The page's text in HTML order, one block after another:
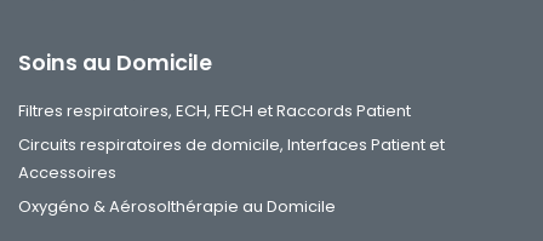
Soins au Domicile
Filtres respiratoires, ECH, FECH et Raccords Patient
Circuits respiratoires de domicile, Interfaces Patient et
Accessoires
Oxygéno & Aérosolthérapie au Domicile